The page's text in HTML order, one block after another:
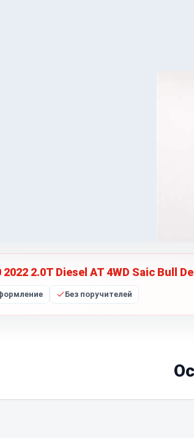
2022 2.0T Diesel AT 4WD Saic Bull
Без поручителей